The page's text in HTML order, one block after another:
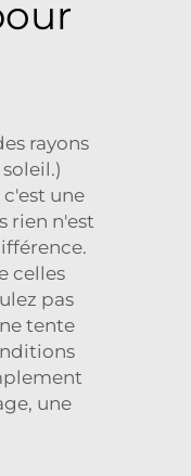
rayons
une
rien n'est
celles
pas
tente
une